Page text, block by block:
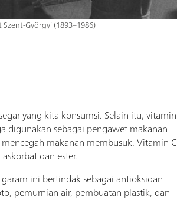
Györgyi (1893–1986)
yang kita konsumsi. Selain itu, vitamin
digunakan sebagai pengawet makanan
makanan membusuk. Vitamin C
dan ester.
ini bertindak sebagai antioksidan
pemurnian air, pembuatan plastik, dan